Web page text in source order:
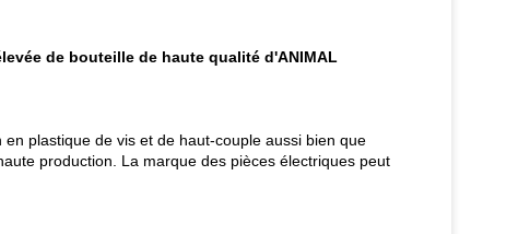
de bouteille de haute qualité d'ANIMAL
plastique de vis et de haut-couple aussi bien que
production. La marque des pièces électriques peut